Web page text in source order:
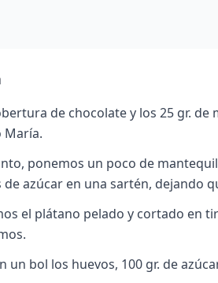
de chocolate y los 25 gr. de
María.
ponemos un poco de
de azúcar en una sartén, dejando
el plátano pelado y cortado en
un bol los huevos, 100 gr. de